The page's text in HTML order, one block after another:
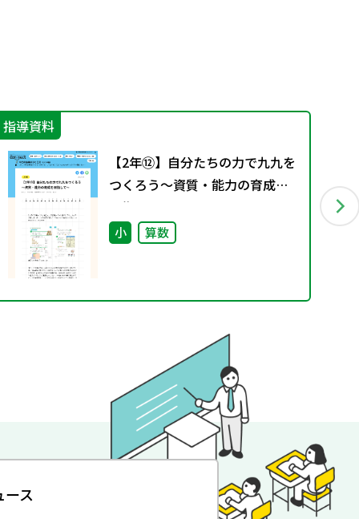
指導資料
【2年⑫】自分たちの力で九九を
つくろう～資質・能力の育成を
目指して～
小 算数
ース